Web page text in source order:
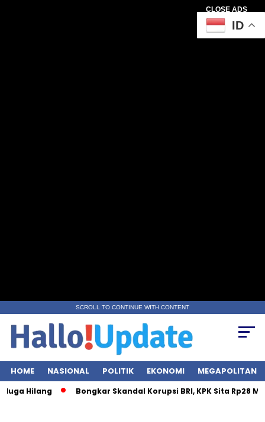
CLOSE ADS
SCROLL TO CONTINUE WITH CONTENT
HOME NASIONAL POLITIK EKONOMI MEGAPOLITAN
Bongkar Skandal Korupsi BRI, KPK Sita Rp28 Miliar dari
ID